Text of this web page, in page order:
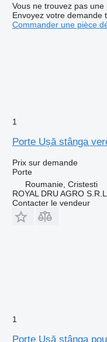
Vous ne trouvez pas
Envoyez votre demande
Commander une pièce
1
Porte Ușă stânga
Prix sur demande
Porte
Roumanie, Cristesti
ROYAL DRU AGRO S.R.L.
Contacter le vendeur
1
Porte Ușă stânga